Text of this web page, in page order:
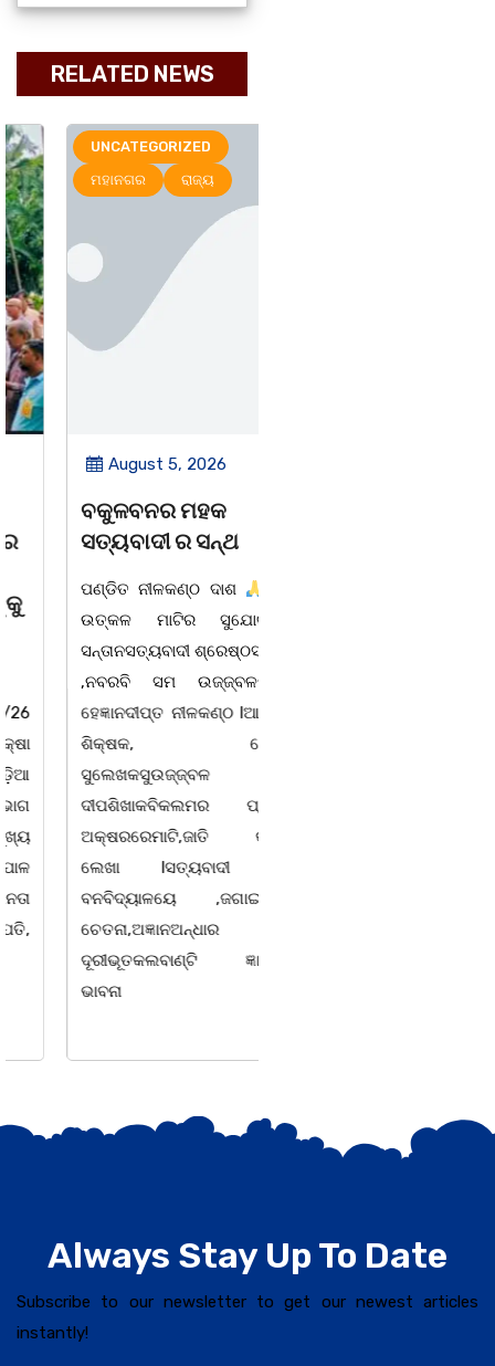
RELATED NEWS
UNCATEGORIZED
ମହାନଗର
ରାଜ୍ୟ
August 5, 2026
ବକୁଳବନର ମହକ
ସତ୍ୟବାଦୀ ର ସନ୍ଥ
ପଣ୍ଡିତ ନୀଳକଣ୍ଠ ଦାଶ
ଉତ୍କଳ ମାଟିର ସୁଯୋଗ୍ଯ
ସନ୍ତାନସତ୍ୟବାଦୀ ଶ୍ରେଷ୍ଠସନ୍ଥ
,ନବରବି ସମ ଉଜ୍ଜ୍ବଳମୟ
ହେଜ୍ଞାନଦୀପ୍ତ ନୀଳକଣ୍ଠ lଆଦର୍ଶ
ଶିକ୍ଷକ, ନେତା
ସୁଲେଖକସୁଉଜ୍ଜ୍ବଳ
ଦୀପଶିଖାକବିକଲମର ପ୍ରତି
ଅକ୍ଷରରେମାଟି,ଜାତି କଥା
ଲେଖା lସତ୍ୟବାଦୀ ର
ବନବିଦ୍ୟାଳୟେ ,ଜଗାଇଜନ
ଚେତନା,ଅଜ୍ଞାନଅନ୍ଧାର
ଦୂରୀଭୂତକଲବାଣ୍ଟି ଜ୍ଞାନର
Always Stay Up To Date
Subscribe to our newsletter to get our newest articles
instantly!